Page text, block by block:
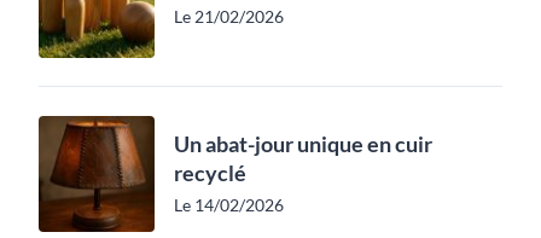
Le 21/02/2026
Un abat-jour unique en cuir
recyclé
Le 14/02/2026